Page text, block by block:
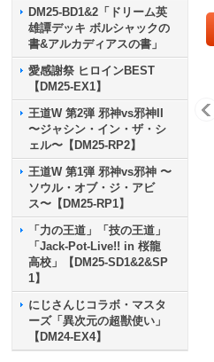
DM25-BD1&2「ドリーム英
雄譚デッキ ボルシャックの
書&アルカディアスの書」
愛感謝祭 ヒロインBEST
【DM25-EX1】
王道W 第2弾 邪神vs邪神II
〜ジャシン・イン・ザ・シ
ェル〜【DM25-RP2】
王道W 第1弾 邪神vs邪神 〜
ソウル・オブ・ジ・アビ
ス〜【DM25-RP1】
「力の王道」「技の王道」
「Jack-Pot-Live!! in 桜龍
高校」【DM25-SD1&2&SP
1】
にじさんじコラボ・マスタ
ーズ「異次元の超獣使い」
【DM24-EX4】